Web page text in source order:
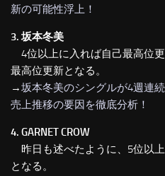
新の可能性浮上！
3. 坂本冬美
4位以上に入れば自己最高位
最高位更新となる。
→坂本冬美のシングルが4週連
売上推移の要因を徹底分析！
4. GARNET CROW
昨日も述べたように、5位以
となる。